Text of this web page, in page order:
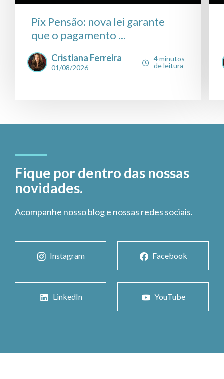
Pix Pensão: nova lei garante
que o pagamento ...
Cristiana Ferreira
01/08/2026
4 minutos
de leitura
Fique por dentro das nossas
novidades.
Acompanhe nosso blog e nossas redes sociais.
Instagram Facebook
LinkedIn YouTube